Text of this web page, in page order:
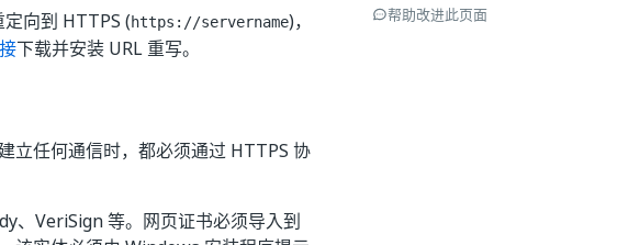
向到 HTTPS (https://servername)，
下载并安装 URL 重写。
立任何通信时，都必须通过 HTTPS 协
、VeriSign 等。网页证书必须导入到
帮助改进此页面